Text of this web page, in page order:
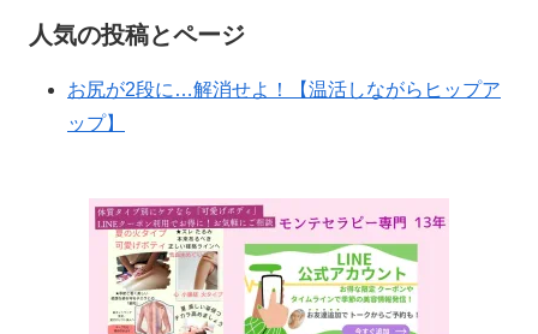
人気の投稿とページ
お尻が2段に…解消せよ！【温活しながらヒップア
ップ】